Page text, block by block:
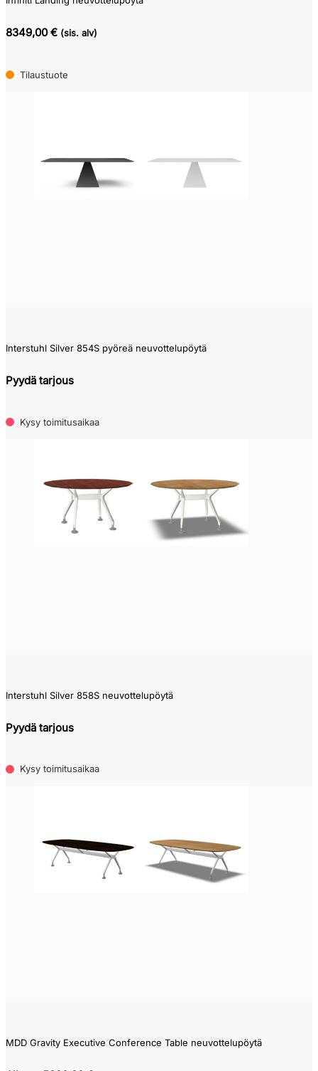
8349,00 € (sis. alv)
Tilaustuote
Interstuhl Silver 854S pyöreä neuvottelupöytä
Pyydä tarjous
Kysy toimitusaikaa
Interstuhl Silver 858S neuvottelupöytä
Pyydä tarjous
Kysy toimitusaikaa
MDD Gravity Executive Conference Table neuvottelupöytä